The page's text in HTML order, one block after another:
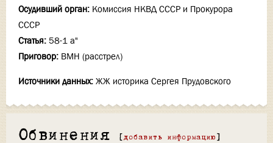
Осудивший орган: Комиссия НКВД СССР и Прокурора
СССР
Статья: 58-1 а"
Приговор: ВМН (расстрел)
Источники данных: ЖЖ историка Сергея Прудовского
Обвинения [ добавить информацию ]